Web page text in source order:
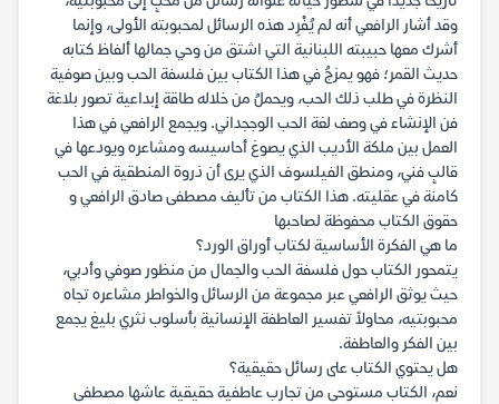
وقد أشار الرافعي أنه لم يُفْرِد هذه الرسائل لمحبوبته الأولى، وإنما
أشرك معها حبيبته اللبنانية التي اشتق من وحي جمالها ألفاظ كتابه
حديث القمر؛ فهو يمزجُ في هذا الكتاب بين فلسفة الحب وبين صوفية
النظرة في طلب ذلك الحب، ويحملُ من خلاله طاقة إبداعية تصور بلاغة
فن الإنشاء في وصف لغة الحب الوججداني. ويجمع الرافعي في هذا
العمل بين ملكة الأديب الذي يصوغ أحاسيسه ومشاعره ويودعها في
قالبٍ فني، ومنطق الفيلسوف الذي يرى أن ذروة المنطقية في الحب
كامنة في عقليته. هذا الكتاب من تأليف مصطفى صادق الرافعي و
حقوق الكتاب محفوظة لصاحبها
ما هي الفكرة الأساسية لكتاب أوراق الورد؟
يتمحور الكتاب حول فلسفة الحب والجمال من منظور صوفي وأدبي،
حيث يوثق الرافعي عبر مجموعة من الرسائل والخواطر مشاعره تجاه
محبوبتيه، محاولاً تفسير العاطفة الإنسانية بأسلوب نثري بليغ يجمع
بين الفكر والعاطفة.
هل يحتوي الكتاب على رسائل حقيقية؟
نعم، الكتاب مستوحى من تجارب عاطفية حقيقية عاشها مصطفى